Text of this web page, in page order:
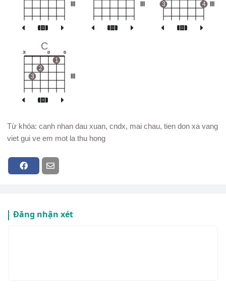
3 4
C
x
3
2
o
1
o
Từ khóa: canh nhan dau xuan, cndx, mai chau, tien don xa vang
viet gui ve em mot la thu hong
Đăng nhận xét